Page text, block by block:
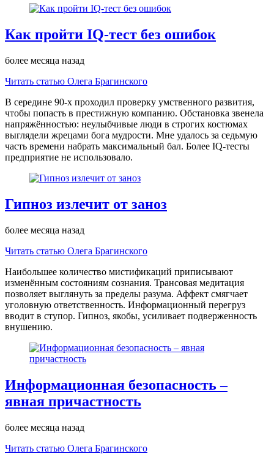
Как пройти IQ-тест без ошибок
более месяца назад
Читать статью Олега Брагинского
В середине 90-х проходил проверку умственного развития,
чтобы попасть в престижную компанию. Обстановка звенела
напряжённостью: неулыбчивые люди в строгих костюмах
выглядели жрецами бога мудрости. Мне удалось за седьмую
часть времени набрать максимальный бал. Более IQ-тесты
предприятие не использовало.
Гипноз излечит от заноз
более месяца назад
Читать статью Олега Брагинского
Наибольшее количество мистификаций приписывают
изменённым состояниям сознания. Трансовая медитация
позволяет выглянуть за пределы разума. Аффект смягчает
уголовную ответственность. Информационный перегруз
вводит в ступор. Гипноз, якобы, усиливает подверженность
внушению.
Информационная безопасность –
явная причастность
более месяца назад
Читать статью Олега Брагинского